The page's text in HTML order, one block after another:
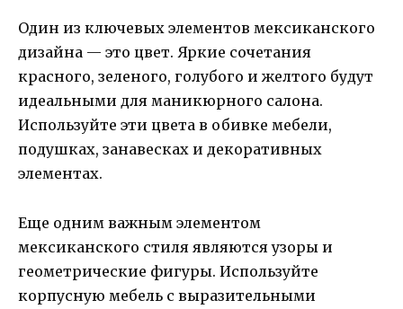
Один из ключевых элементов мексиканского
дизайна — это цвет. Яркие сочетания
красного, зеленого, голубого и желтого будут
идеальными для маникюрного салона.
Используйте эти цвета в обивке мебели,
подушках, занавесках и декоративных
элементах.
Еще одним важным элементом
мексиканского стиля являются узоры и
геометрические фигуры. Используйте
корпусную мебель с выразительными